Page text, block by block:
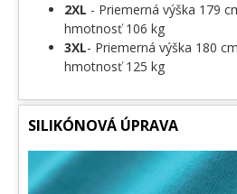
2XL - Priemerná výška 179
hmotnosť 106 kg
3XL- Priemerná výška 180
hmotnosť 125 kg
SILIKÓNOVÁ ÚPRAVA